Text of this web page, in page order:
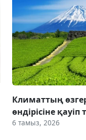
Климаттың
өндірісіне қауіп
6 тамыз, 2026